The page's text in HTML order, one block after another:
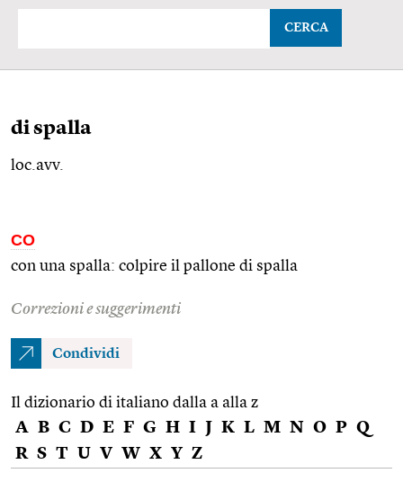
CERCA
di spalla
loc.avv.
CO
con una spalla: colpire il pallone di spalla
Correzioni e suggerimenti
Condividi
Il dizionario di italiano dalla a alla z
A B C D E F G H I J K L M N O P Q
R S T U V W X Y Z